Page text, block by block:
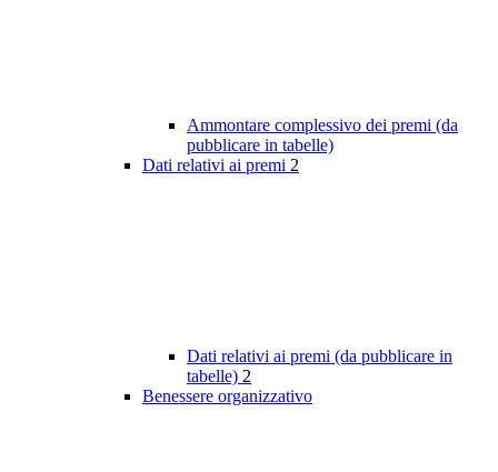
Ammontare complessivo dei premi (da
pubblicare in tabelle)
Dati relativi ai premi 2
Dati relativi ai premi (da pubblicare in
tabelle) 2
Benessere organizzativo